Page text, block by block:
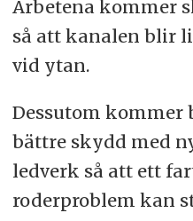
Arbetena kommer
så att kanalen blir
vid ytan.
Dessutom kommer
bättre skydd med
ledverk så att ett
roderproblem kan